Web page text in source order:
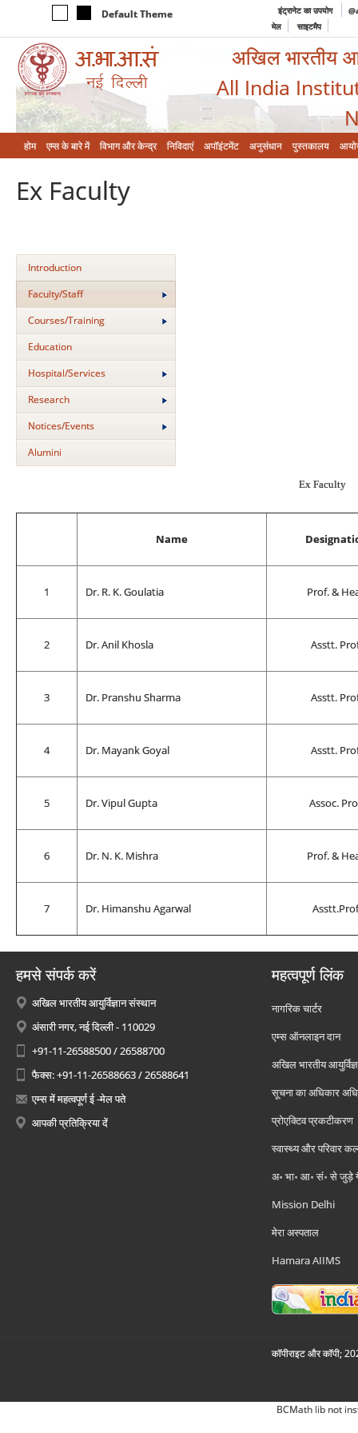
Default Theme इंट्रानेट का उपयोग
मेल
साइटमैप
अखिल भारतीय
All India
होम एम्‍स के बारे में विभाग और केन्‍द्र निविदाएं अपॉइंटमेंट अनुसंधान पुस्तकालय
Ex Faculty
Introduction
Faculty/Staff
Courses/Training
Education
Hospital/Services
Research
Notices/Events
Alumini
Ex Faculty
Name
1 Dr. R. K. Goulatia Prof. &
2 Dr. Anil Khosla Asstt.
3 Dr. Pranshu Sharma Asstt.
4 Dr. Mayank Goyal Asstt.
5 Dr. Vipul Gupta Assoc.
6 Dr. N. K. Mishra Prof. &
7 Dr. Himanshu Agarwal
हमसे संपर्क करें
अखिल भारतीय आयुर्विज्ञान संस्थान
अंसारी नगर, नई दिल्ली - 110029
+91-11-26588500 / 26588700
फैक्स: +91-11-26588663 / 26588641
एम्स में महत्वपूर्ण ई -मेल पते
आपकी प्रतिक्रिया दें
महत्वपूर्ण लिंक
नागरिक चार्टर
एम्स ऑनलाइन दान
अखिल भारतीय
सूचना का अधिकार
प्रोएक्टिव प्रकटीकरण
स्वास्थ्य और परिवार
अ॰ भा॰ आ॰ सं॰ से जुड़े
Mission Delhi
मेरा अस्पताल
Hamara AIIMS
कॉपीराइट और कॉपी;
BCMath lib not